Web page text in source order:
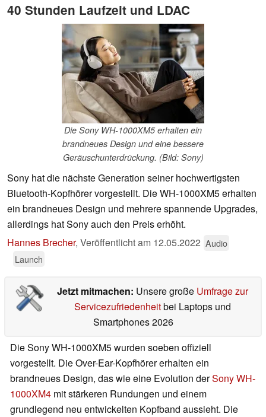
40 Stunden Laufzeit und LDAC
Die Sony WH-1000XM5 erhalten ein
brandneues Design und eine bessere
Geräuschunterdrückung. (Bild: Sony)
Sony hat die nächste Generation seiner hochwertigsten
Bluetooth-Kopfhörer vorgestellt. Die WH-1000XM5 erhalten
ein brandneues Design und mehrere spannende Upgrades,
allerdings hat Sony auch den Preis erhöht.
Hannes Brecher, Veröffentlicht am 12.05.2022 Audio
Launch
Jetzt mitmachen: Unsere große Umfrage zur
Servicezufriedenheitbei Laptops und
Smartphones 2026
Die Sony WH-1000XM5 wurden soeben offiziell
vorgestellt. Die Over-Ear-Kopfhörer erhalten ein
brandneues Design, das wie eine Evolution derSony WH-
1000XM4 mit stärkeren Rundungen und einem
grundlegend neu entwickelten Kopfband aussieht. Die